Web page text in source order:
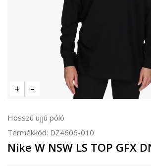
Hosszú ujjú póló
Termékkód: DZ4606-010
Nike W NSW LS TOP GFX